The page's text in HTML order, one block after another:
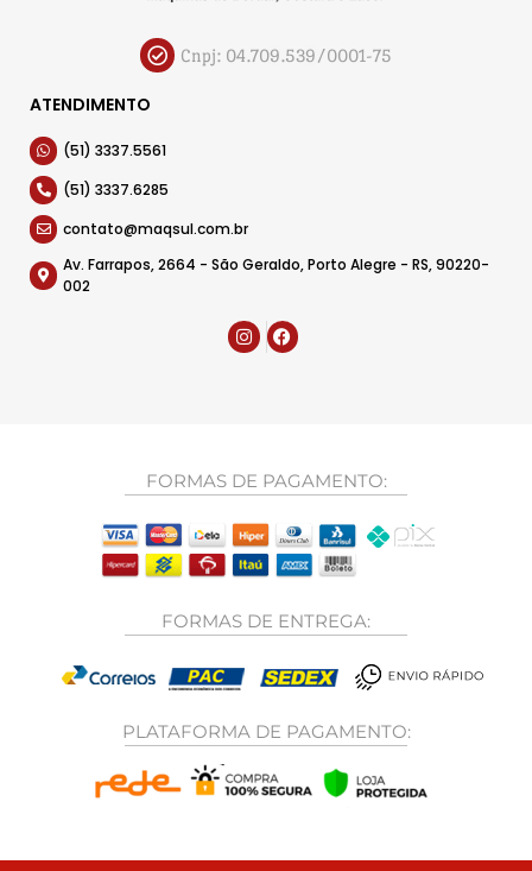
Cnpj: 04.709.539/0001-75
ATENDIMENTO
(51) 3337.5561
(51) 3337.6285
contato@maqsul.com.br
Av. Farrapos, 2664 - São Geraldo, Porto Alegre - RS, 90220-
002
FORMAS DE PAGAMENTO:
FORMAS DE ENTREGA:
PLATAFORMA DE PAGAMENTO: